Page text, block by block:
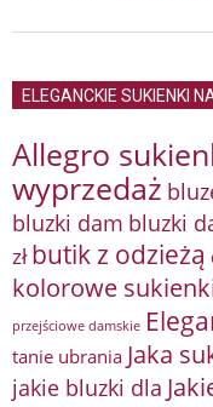
ELEGANCKIE SUKIENKI
Allegro
wyprzedaż
bluzki dam bluzki
zł butik z odzieżą
kolorowe
przejściowe damskie
tanie ubrania Jaka
jakie bluzki dla